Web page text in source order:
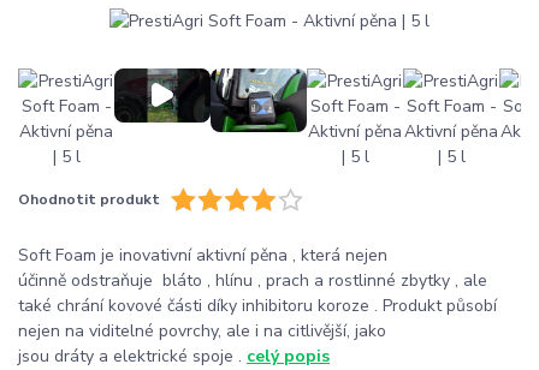
Ohodnotit produkt
Soft Foam je inovativní aktivní pěna , která nejen
účinně odstraňuje bláto , hlínu , prach a rostlinné zbytky , ale
také chrání kovové části díky inhibitoru koroze . Produkt působí
nejen na viditelné povrchy, ale i na citlivější, jako
jsou dráty a elektrické spoje . celý popis